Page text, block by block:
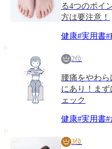
る4つのポイ
方は要注意！
健康#実用書#
2位
腰痛をやわら
にあり！ま
ェック
健康#実用書#
3位